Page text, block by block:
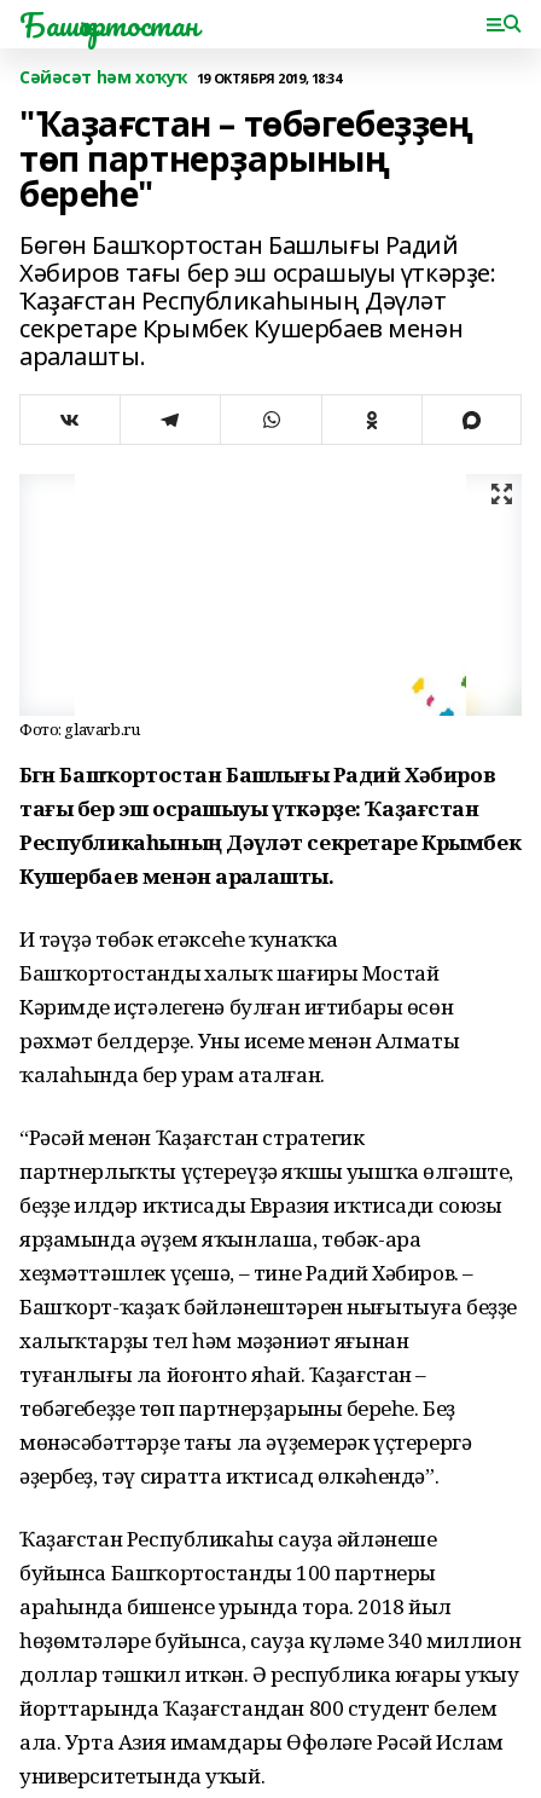
Башҡортостан
Сәйәсәт һәм хоҡуҡ 19 ОКТЯБРЯ 2019, 18:34
"Ҡаҙағстан – төбәгебеҙҙең
төп партнерҙарының
береһе"
Бөгөн Башҡортостан Башлығы Радий
Хәбиров тағы бер эш осрашыуы үткәрҙе:
Ҡаҙағстан Республикаһының Дәүләт
секретаре Крымбек Кушербаев менән
аралашты.
Фото: glavarb.ru
Бөгөн Башҡортостан Башлығы Радий Хәбиров
тағы бер эш осрашыуы үткәрҙе: Ҡаҙағстан
Республикаһының Дәүләт секретаре Крымбек
Кушербаев менән аралашты.
Иң тәүҙә төбәк етәксеһе ҡунаҡҡа
Башҡортостандың халыҡ шағиры Мостай
Кәримдең иҫтәлегенә булған иғтибары өсөн
рәхмәт белдерҙе. Уның исеме менән Алматы
ҡалаһында бер урам аталған.
“Рәсәй менән Ҡаҙағстан стратегик
партнерлыҡты үҫтереүҙә яҡшы уңышҡа өлгәште,
беҙҙең илдәр иҡтисады Евразия иҡтисади союзы
ярҙамында әүҙем яҡынлаша, төбәк-ара
хеҙмәттәшлек үҫешә, – тине Радий Хәбиров. –
Башҡорт-ҡаҙаҡ бәйләнештәрен нығытыуға беҙҙең
халыҡтарҙың тел һәм мәҙәниәт яғынан
туғанлығы ла йоғонто яһай. Ҡаҙағстан –
төбәгебеҙҙең төп партнерҙарының береһе. Беҙ
мөнәсәбәттәрҙе тағы ла әүҙемерәк үҫтерергә
әҙербеҙ, тәү сиратта иҡтисад өлкәһендә”.
Ҡаҙағстан Республикаһы сауҙа әйләнеше
буйынса Башҡортостандың 100 партнеры
араһында бишенсе урында тора. 2018 йыл
һөҙөмтәләре буйынса, сауҙа күләме 340 миллион
доллар тәшкил иткән. Ә республика юғары уҡыу
йорттарында Ҡаҙағстандан 800 студент белем
ала. Урта Азия имамдары Өфөләге Рәсәй Ислам
университетында уҡый.